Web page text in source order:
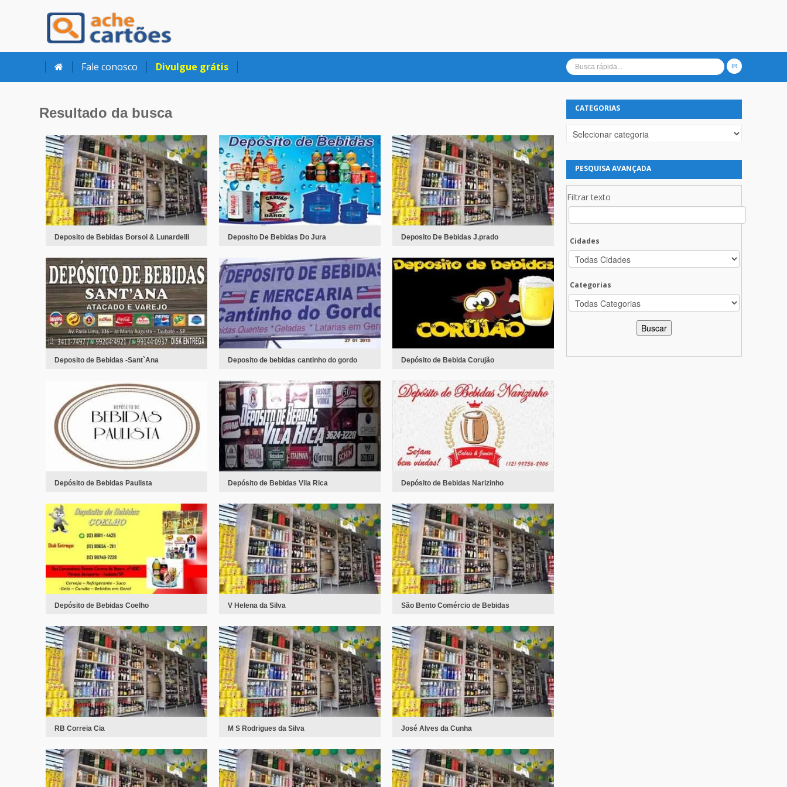
Ache Cartões
Fale conosco Divulgue grátis
Resultado da busca
Deposito de Bebidas Borsoi & Lunardelli Deposito De Bebidas Do Jura Deposito De Bebidas J.prado
Deposito de Bebidas -Sant`Ana Deposito de bebidas cantinho do gordo Depósito de Bebida Corujão
Depósito de Bebidas Paulista Depósito de Bebidas Vila Rica Depósito de Bebidas Narizinho
Depósito de Bebidas Coelho V Helena da Silva São Bento Comércio de Bebidas
RB Correia Cia M S Rodrigues da Silva José Alves da Cunha
CATEGORIAS
Categorias
PESQUISA AVANÇADA
Filtrar texto
Cidades
Categorias